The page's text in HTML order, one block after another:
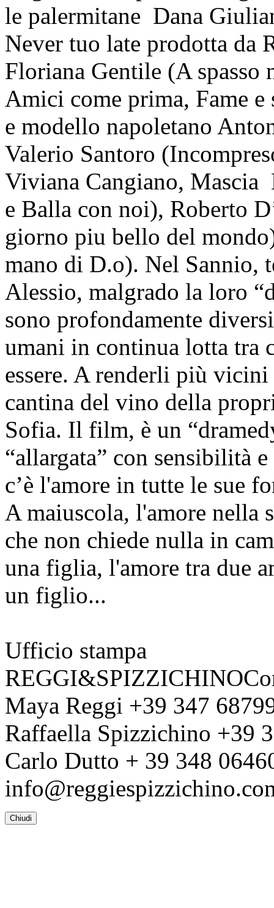
le palermitane Dana
Never tuo late prodotta da
Floriana Gentile (A spasso
Amici come prima, Fame
e modello napoletano
Valerio Santoro
Viviana Cangiano,
e Balla con noi), Roberto
giorno piu bello del
mano di D.o). Nel Sannio,
Alessio, malgrado la loro
sono profondamente
umani in continua lotta tra
essere. A renderli più
cantina del vino della
Sofia. Il film, è un
“allargata” con sensibilità
c’è l'amore in tutte le sue
A maiuscola, l'amore nella
che non chiede nulla in
una figlia, l'amore tra due
un figlio...
Ufficio stampa
Maya Reggi +39 347
Raffaella Spizzichino +39
Carlo Dutto + 39 348
Chiudi